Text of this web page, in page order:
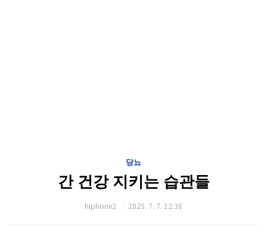
당뇨
간 건강 지키는 습관들
hiphone2 2025. 7. 7. 12:38